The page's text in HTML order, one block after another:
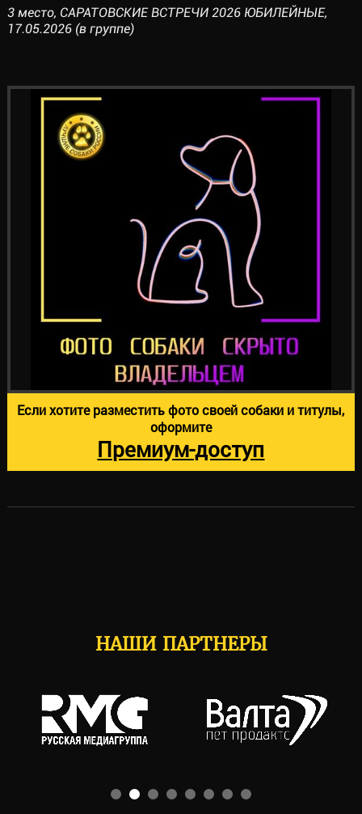
3 место, САРАТОВСКИЕ ВСТРЕЧИ 2026 ЮБИЛЕЙНЫЕ,
17.05.2026 (в группе)
Если хотите разместить фото своей собаки и титулы,
оформите
Премиум-доступ
НАШИ ПАРТНЕРЫ